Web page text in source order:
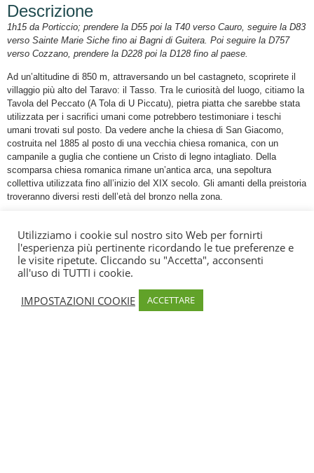
Descrizione
1h15 da Porticcio; prendere la D55 poi la T40 verso Cauro, seguire la D83
verso Sainte Marie Siche fino ai Bagni di Guitera. Poi seguire la D757
verso Cozzano, prendere la D228 poi la D128 fino al paese.
Ad un’altitudine di 850 m, attraversando un bel castagneto, scoprirete il
villaggio più alto del Taravo: il Tasso. Tra le curiosità del luogo, citiamo la
Tavola del Peccato (A Tola di U Piccatu), pietra piatta che sarebbe stata
utilizzata per i sacrifici umani come potrebbero testimoniare i teschi
umani trovati sul posto. Da vedere anche la chiesa di San Giacomo,
costruita nel 1885 al posto di una vecchia chiesa romanica, con un
campanile a guglia che contiene un Cristo di legno intagliato. Della
scomparsa chiesa romanica rimane un’antica arca, una sepoltura
collettiva utilizzata fino all’inizio del XIX secolo. Gli amanti della preistoria
troveranno diversi resti dell’età del bronzo nella zona.
Informazione
I Comuni
Tasso, Tasso, Haut-Taravo,
Utilizziamo i cookie sul nostro sito Web per fornirti
l'esperienza più pertinente ricordando le tue preferenze e
le visite ripetute. Cliccando su "Accetta", acconsenti
all'uso di TUTTI i cookie.
IMPOSTAZIONI COOKIE
ACCETTARE